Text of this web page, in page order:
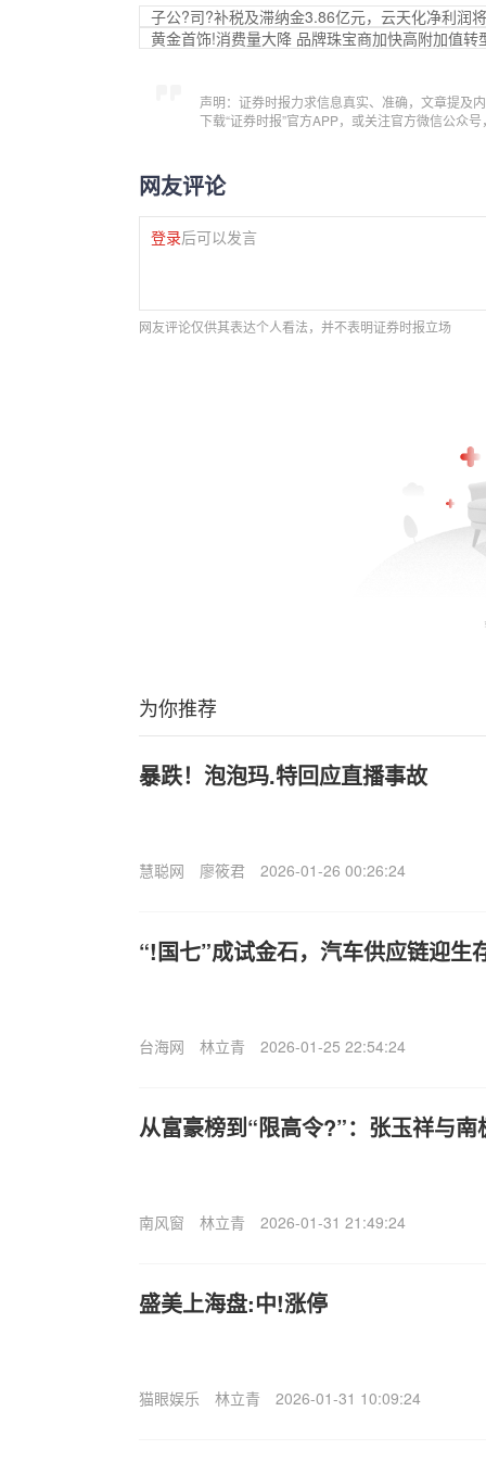
子公?司?补税及滞纳金3.86亿元，云天化净利润
黄金首饰!消费量大降 品牌珠宝商加快高附加值转
声明：证券时报力求信息真实、准确，文章提及
下载“证券时报”官方APP，或关注官方微信公众
网友评论
登录后可以发言
网友评论仅供其表达个人看法，并不表明证券时报立场
为你推荐
暴跌！泡泡玛.特回应直播事故
慧聪网 廖筱君 2026-01-26 00:26:24
“!国七”成试金石，汽车供应链迎生
台海网 林立青 2026-01-25 22:54:24
从富豪榜到“限高令?”：张玉祥与
南风窗 林立青 2026-01-31 21:49:24
盛美上海盘:中!涨停
猫眼娱乐 林立青 2026-01-31 10:09:24